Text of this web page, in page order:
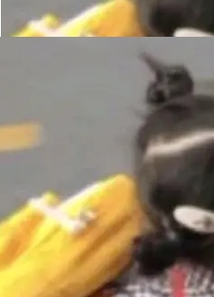
调查发现，无论
出现近期更
一行翻译文
模块围绕三
与 Iceb
是缺失的那一
进一步支
V3 格式。
幕。本届大会
联盟主办，以
代的质量新范
规模化产业落地
智能研发生产力
的Testin XAge
表产品。对CI
试正在从效率
ADT
了。Alex Fedos
他说的东西不新
其是和类型
事：这不是类
的思维方式。 文
台 Clou
Cloudflare O